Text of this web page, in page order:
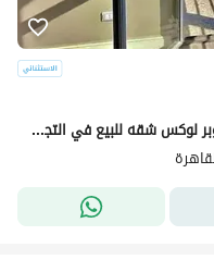
بخصم 35% استلم فوري بتشطيب الترا سوبر لوكس شقه للبيع في التجمع الخامس كمبوند مايان Mayan new cairo امام الرحاب بجوار كريك تاون والمطار دقائق من AUC